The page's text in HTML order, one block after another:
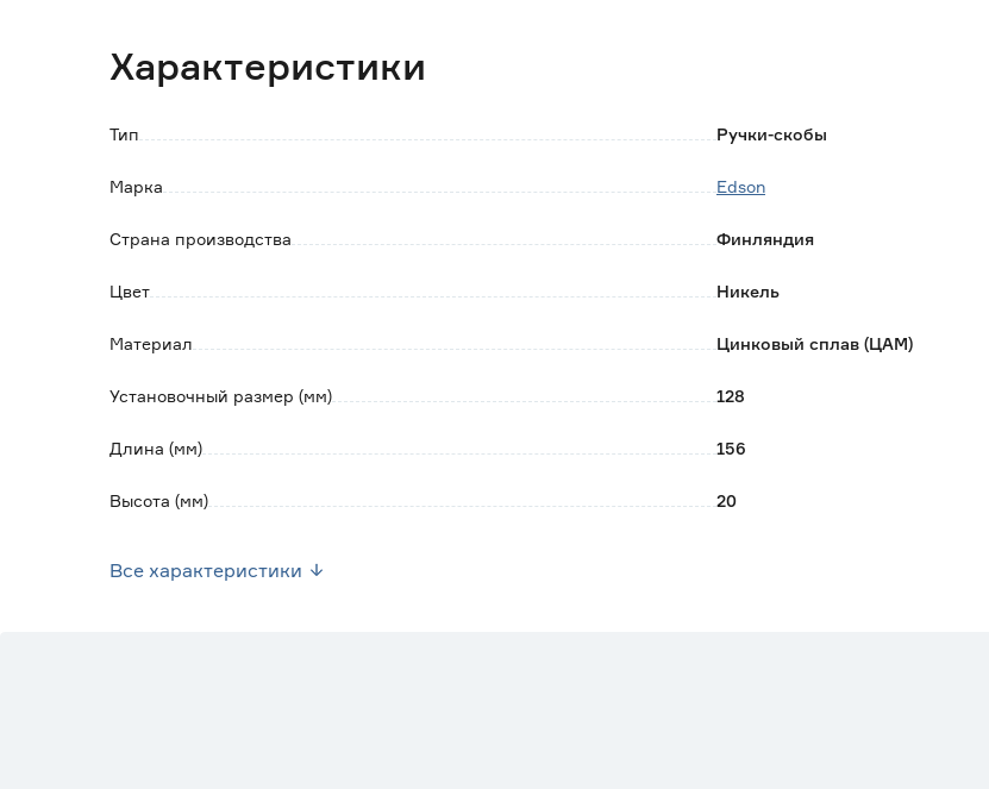
материалов;
- легко устанавливается и демонтируется.
Обратите внимание:
Протирать влажной тканью, смоченной в любом чистящем средстве на мыльной основе, не
Характеристики
Тип Ручки-скобы
Марка Edson
Страна производства Финляндия
Цвет Никель
Материал Цинковый сплав (ЦАМ)
Установочный размер (мм) 128
Длина (мм) 156
Высота (мм) 20
Все характеристики